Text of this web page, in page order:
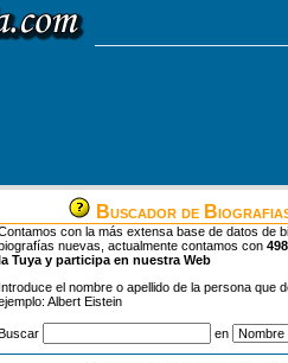
Buscador de
con la más extensa base de datos de
nuevas, actualmente contamos con
Tuya y participa en nuestra Web
Introduce el nombre o apellido de la persona que
Albert Eistein
en